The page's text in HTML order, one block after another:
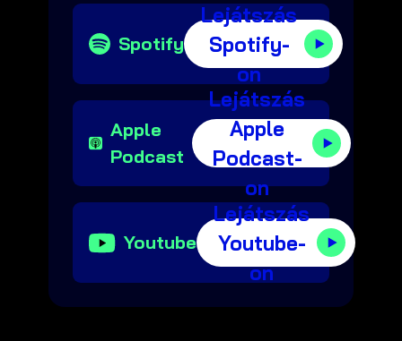
Spotify
Lejátszás
Spotify-
on
Apple
Podcast
Lejátszás
Apple
Podcast-
on
Youtube
Lejátszás
Youtube-
on